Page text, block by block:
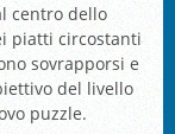
centro dello
piatti circostanti
sovrapporsi e
del livello
puzzle.